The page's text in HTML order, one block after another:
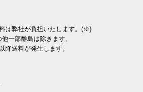
は弊社が負担いたします。(※)
一部離島は除きます。
降送料が発生します。